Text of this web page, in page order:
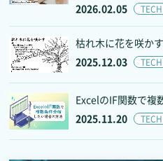
2026.02.05 TECH
2025.12.03 TECH
枯れ木に花を咲か
2025.11.20 TECH
ExcelのIF関数で複